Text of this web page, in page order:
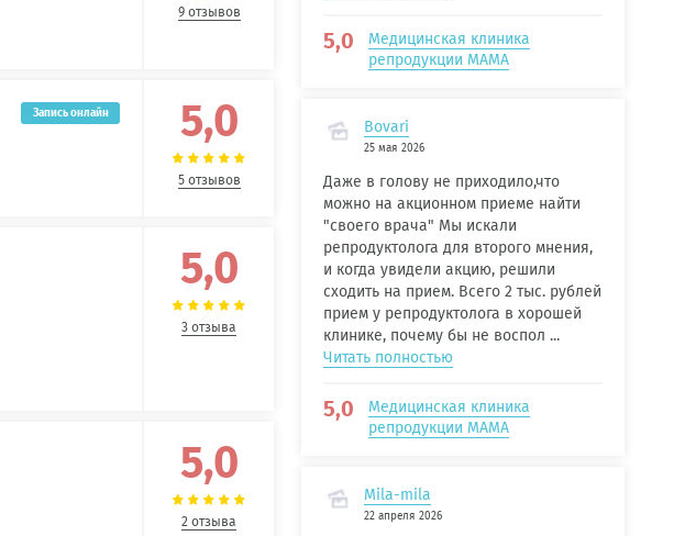
9 отзывов
Запись онлайн 5,0
5 отзывов
5,0
3 отзыва
5,0
2 отзыва
5,0
Медицинская клиника
репродукции МАМА
Bovari
25 мая 2026
Даже в голову не приходило,что
можно на акционном приеме найти
"своего врача" Мы искали
репродуктолога для второго мнения,
и когда увидели акцию, решили
сходить на прием. Всего 2 тыс. рублей
прием у репродуктолога в хорошей
клинике, почему бы не воспол ...
Читать полностью
5,0
Медицинская клиника
репродукции МАМА
Mila-mila
22 апреля 2026